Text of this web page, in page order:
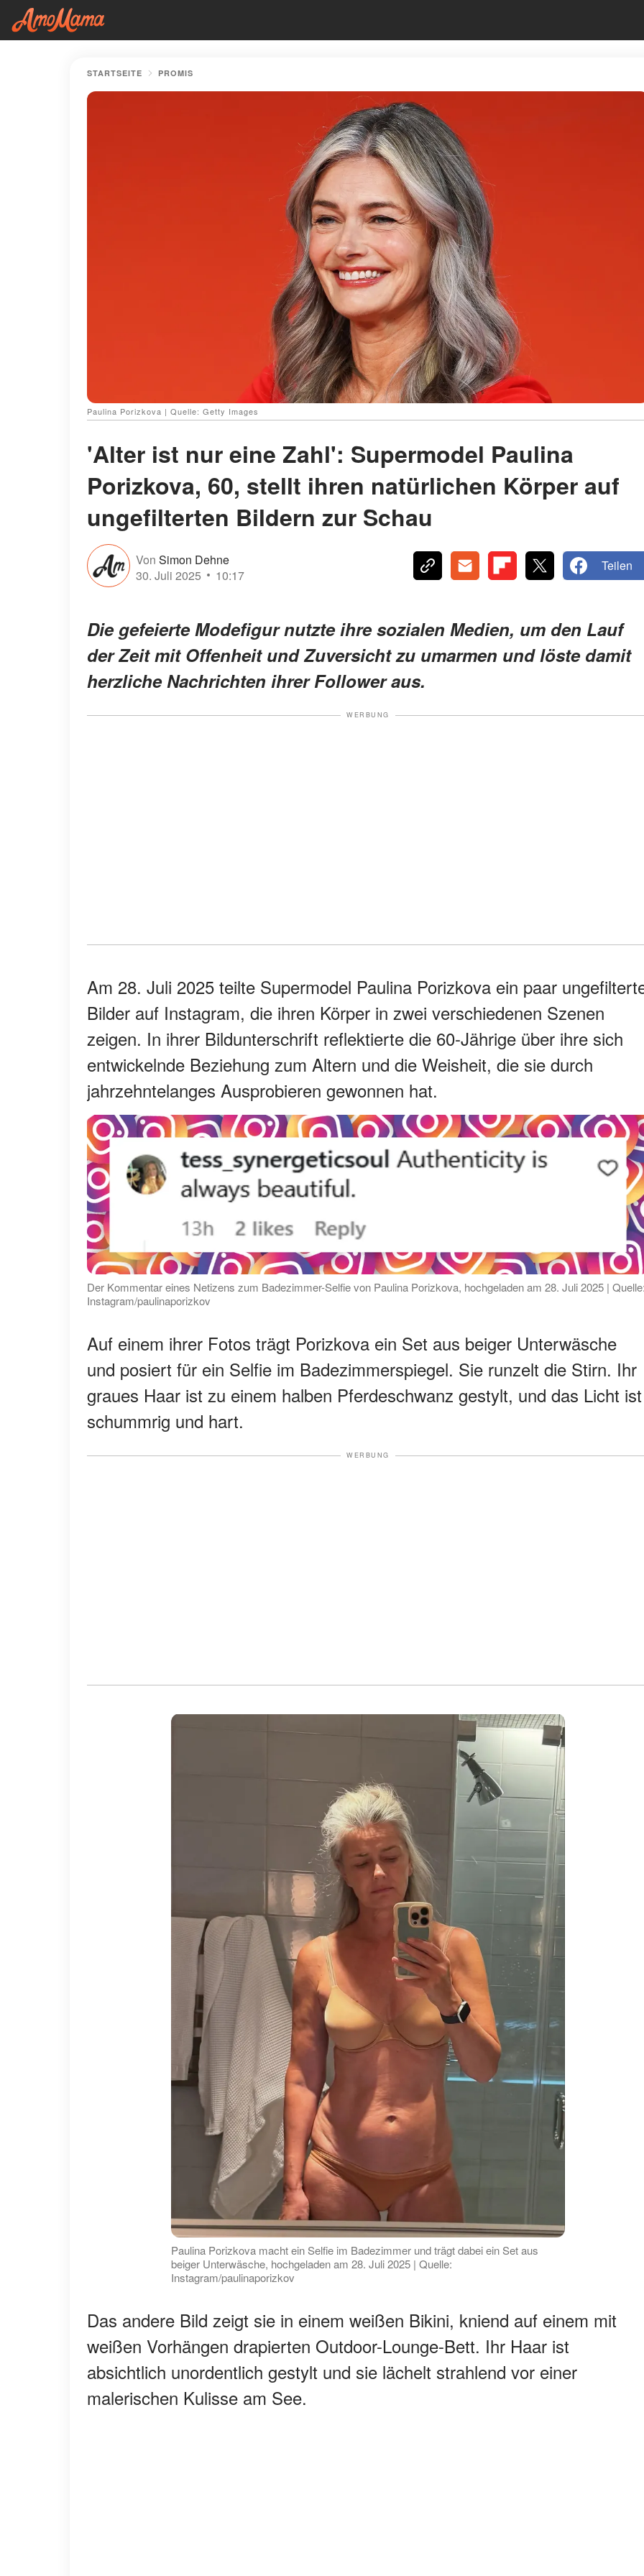
STARTSEITE PROMIS
Paulina Porizkova | Quelle: Getty Images
'Alter ist nur eine Zahl': Supermodel Paulina
Porizkova, 60, stellt ihren natürlichen Körper auf
ungefilterten Bildern zur Schau
Von Simon Dehne
30. Juli 2025
10:17
Teilen
Die gefeierte Modefigur nutzte ihre sozialen Medien, um den Lauf
der Zeit mit Offenheit und Zuversicht zu umarmen und löste damit
herzliche Nachrichten ihrer Follower aus.
WERBUNG
Am 28. Juli 2025 teilte Supermodel Paulina Porizkova ein paar
Bilder auf Instagram, die ihren Körper in zwei verschiedenen Szenen
zeigen. In ihrer Bildunterschrift reflektierte die 60-Jährige über ihre sich
entwickelnde Beziehung zum Altern und die Weisheit, die sie durch
jahrzehntelanges Ausprobieren gewonnen hat.
Der Kommentar eines Netizens zum Badezimmer-Selfie von Paulina Porizkova, hochgeladen am 28. Juli 2025 |
Instagram/paulinaporizkov
Auf einem ihrer Fotos trägt Porizkova ein Set aus beiger Unterwäsche
und posiert für ein Selfie im Badezimmerspiegel. Sie runzelt die Stirn. Ihr
graues Haar ist zu einem halben Pferdeschwanz gestylt, und das Licht ist
schummrig und hart.
WERBUNG
Paulina Porizkova macht ein Selfie im Badezimmer und trägt dabei ein Set aus
beiger Unterwäsche, hochgeladen am 28. Juli 2025 | Quelle:
Instagram/paulinaporizkov
Das andere Bild zeigt sie in einem weißen Bikini, kniend auf einem mit
weißen Vorhängen drapierten Outdoor-Lounge-Bett. Ihr Haar ist
absichtlich unordentlich gestylt und sie lächelt strahlend vor einer
malerischen Kulisse am See.